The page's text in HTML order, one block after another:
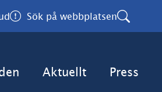
Sök på webbplatsen
Aktuellt Press